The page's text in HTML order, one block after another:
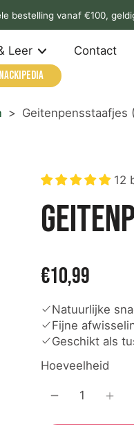
bestelling vanaf €100,
Leer Contact
> Geitenpensstaafjes
12
€10,99
Natuurlijke
Fijne
Geschikt als
Hoeveelheid